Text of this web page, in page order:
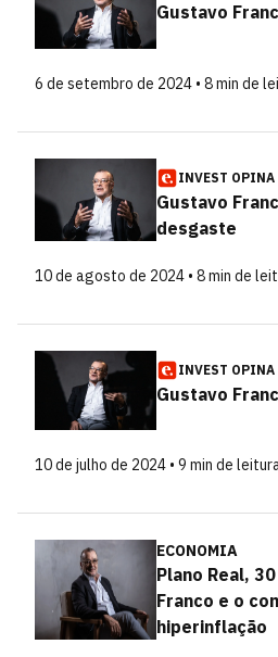
Gustavo
6 de setembro de 2024 • 8 min de
INVEST OPINA
Gustavo
desgaste
10 de agosto de 2024 • 8 min de
INVEST OPINA
Gustavo
10 de julho de 2024 • 9 min de
ECONOMIA
Plano Real,
Franco e o
hiperinflação